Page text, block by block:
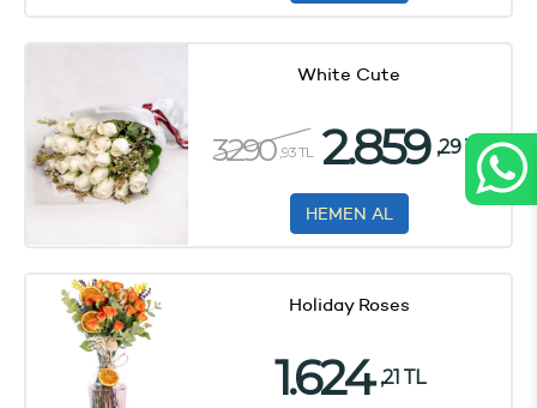
White Cute
3.290 ,93 TL 2.859 ,29 TL
HEMEN AL
Holiday Roses
1.624 ,21 TL